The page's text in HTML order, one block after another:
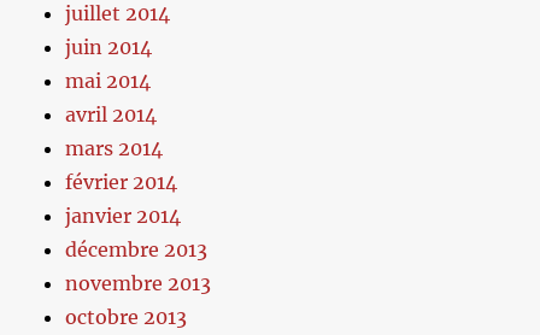
juillet 2014
juin 2014
mai 2014
avril 2014
mars 2014
février 2014
janvier 2014
décembre 2013
novembre 2013
octobre 2013